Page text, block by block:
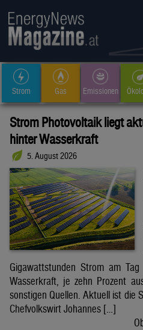
Strom Gas Emissionen
Strom Photovoltaik liegt
hinter Wasserkraft
5. August 2026
Gigawattstunden Strom am
Wasserkraft, je zehn Prozent
sonstigen Quellen. Aktuell ist die
Chefvolkswirt Johannes […]